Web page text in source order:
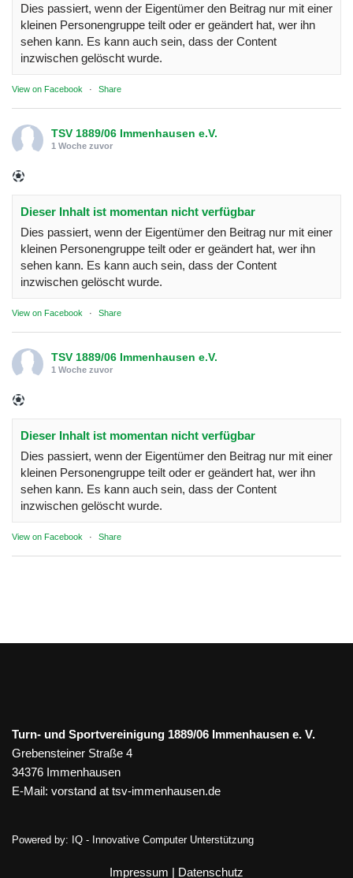
Dies passiert, wenn der Eigentümer den Beitrag nur mit einer
kleinen Personengruppe teilt oder er geändert hat, wer ihn
sehen kann. Es kann auch sein, dass der Content
inzwischen gelöscht wurde.
View on Facebook · Share
TSV 1889/06 Immenhausen e.V.
1 Woche zuvor
Dieser Inhalt ist momentan nicht verfügbar
Dies passiert, wenn der Eigentümer den Beitrag nur mit einer
kleinen Personengruppe teilt oder er geändert hat, wer ihn
sehen kann. Es kann auch sein, dass der Content
inzwischen gelöscht wurde.
View on Facebook · Share
TSV 1889/06 Immenhausen e.V.
1 Woche zuvor
Dieser Inhalt ist momentan nicht verfügbar
Dies passiert, wenn der Eigentümer den Beitrag nur mit einer
kleinen Personengruppe teilt oder er geändert hat, wer ihn
sehen kann. Es kann auch sein, dass der Content
inzwischen gelöscht wurde.
View on Facebook · Share
Turn- und Sportvereinigung 1889/06 Immenhausen e. V.
Grebensteiner Straße 4
34376 Immenhausen
E-Mail: vorstand at tsv-immenhausen.de
Powered by: IQ - Innovative Computer Unterstützung
Impressum | Datenschutz